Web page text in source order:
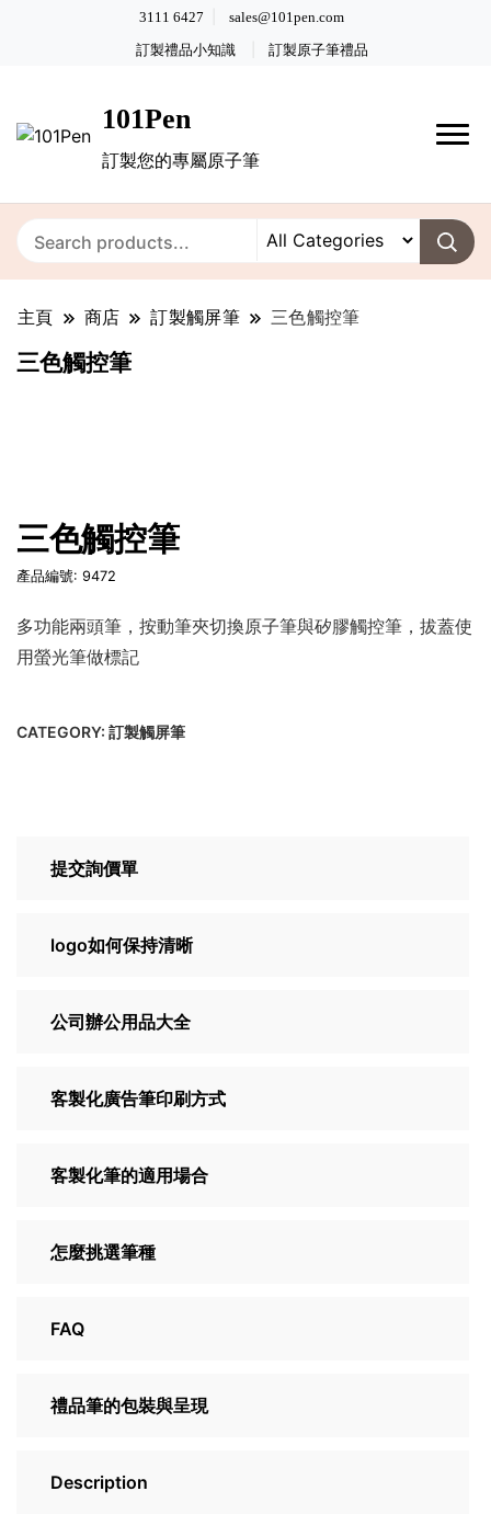
3111 6427 sales@101pen.com
訂製禮品小知識 訂製原子筆禮品
101Pen
訂製您的專屬原子筆
主頁 商店 訂製觸屏筆 三色觸控筆
三色觸控筆
三色觸控筆
產品編號: 9472
多功能兩頭筆，按動筆夾切換原子筆與矽膠觸控筆，拔蓋使
用螢光筆做標記
CATEGORY: 訂製觸屏筆
提交詢價單
logo如何保持清晰
公司辦公用品大全
客製化廣告筆印刷方式
客製化筆的適用場合
怎麼挑選筆種
FAQ
禮品筆的包裝與呈現
Description